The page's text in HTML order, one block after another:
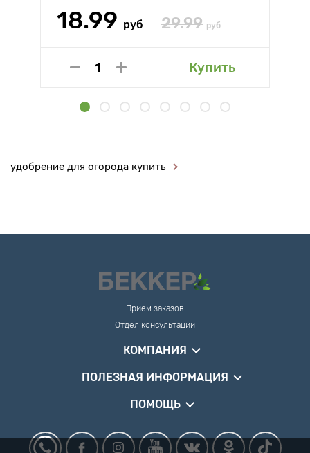
18.99 руб 29.99 руб
Купить
удобрение для огорода купить
Прием заказов
Отдел консультации
КОМПАНИЯ
ПОЛЕЗНАЯ ИНФОРМАЦИЯ
ПОМОЩЬ